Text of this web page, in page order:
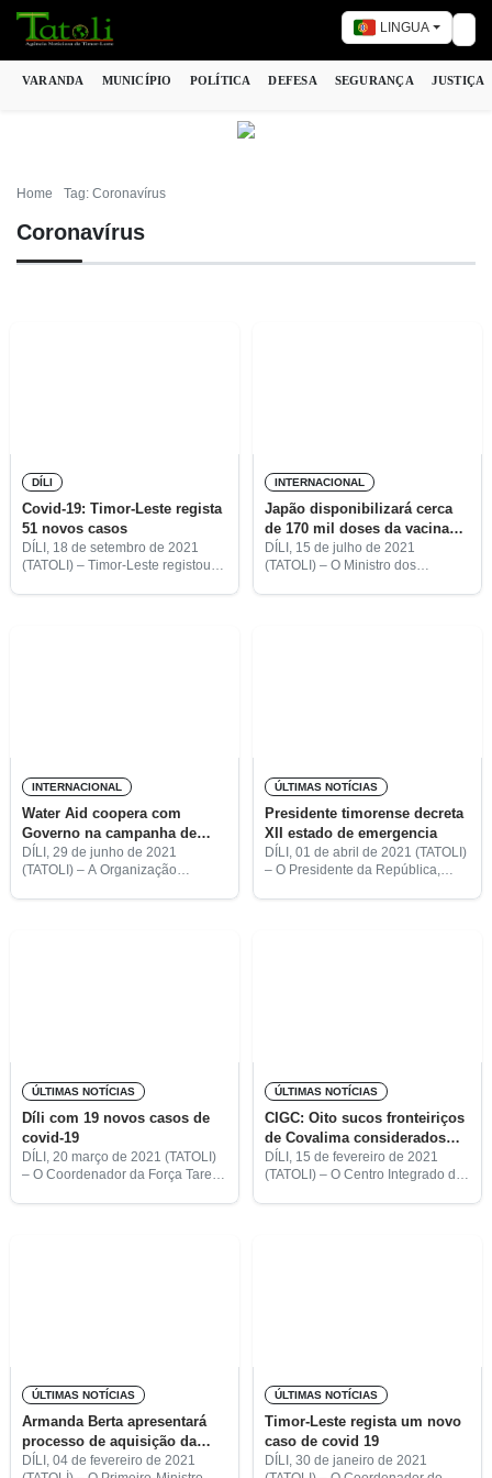
LINGUA
VARANDA MUNICÍPIO POLÍTICA DEFESA SEGURANÇA JUSTIÇA
Home Tag: Coronavírus
Coronavírus
DÍLI
Covid-19: Timor-Leste regista
51 novos casos
DÍLI, 18 de setembro de 2021
(TATOLI) – Timor-Leste registou
INTERNACIONAL
Japão disponibilizará cerca
de 170 mil doses da vacina
da AstraZeneca para Timor-
Leste
DÍLI, 15 de julho de 2021
(TATOLI) – O Ministro dos
INTERNACIONAL
Water Aid coopera com
Governo na campanha de
prevenção da covid-19 em TL
DÍLI, 29 de junho de 2021
(TATOLI) – A Organização
ÚLTIMAS NOTÍCIAS
Presidente timorense decreta
XII estado de emergencia
DÍLI, 01 de abril de 2021 (TATOLI)
– O Presidente da República,
ÚLTIMAS NOTÍCIAS
Díli com 19 novos casos de
covid-19
DÍLI, 20 março de 2021 (TATOLI)
– O Coordenador da Força Tarefa
ÚLTIMAS NOTÍCIAS
CIGC: Oito sucos fronteiriços
de Covalima considerados
áreas de risco de entradas
ilegais
DÍLI, 15 de fevereiro de 2021
(TATOLI) – O Centro Integrado de
ÚLTIMAS NOTÍCIAS
Armanda Berta apresentará
processo de aquisição da
vacina contra covid−19 em
DÍLI, 04 de fevereiro de 2021
ÚLTIMAS NOTÍCIAS
Timor-Leste regista um novo
caso de covid 19
DÍLI, 30 de janeiro de 2021